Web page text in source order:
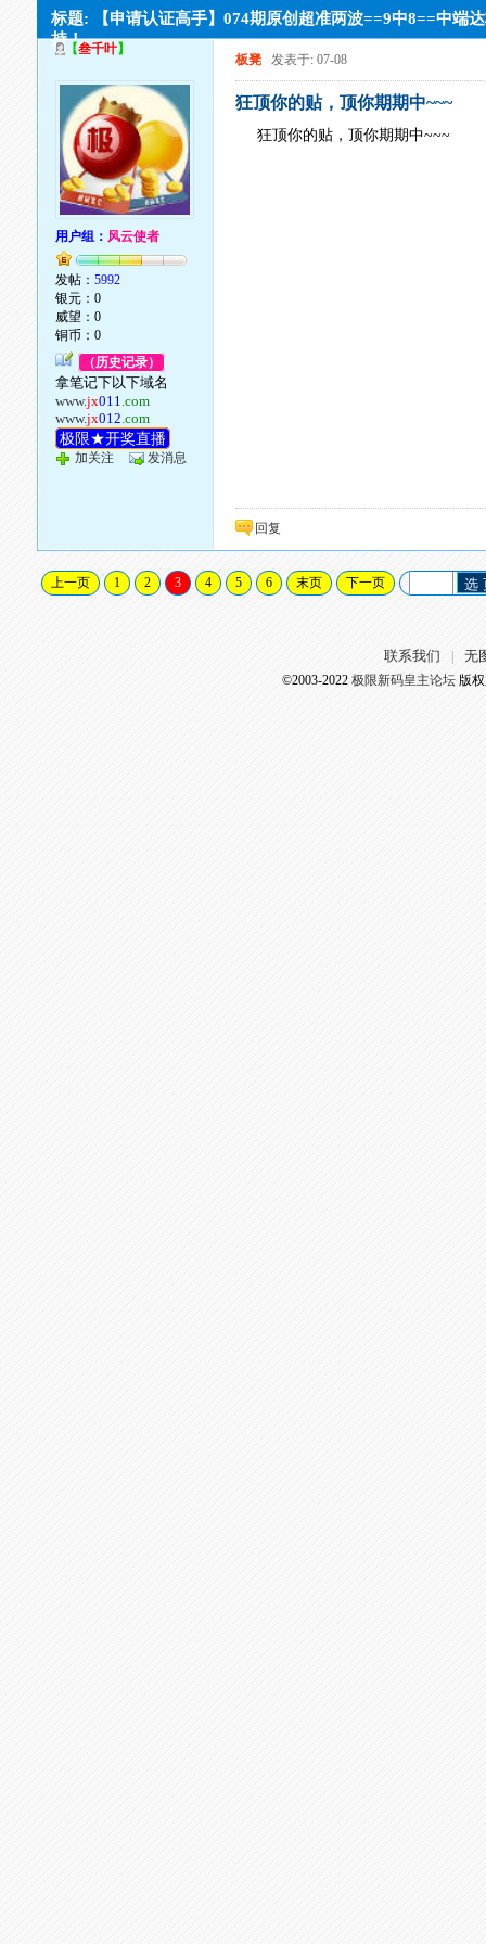
标题: 【申请认证高手】074期原创超准两波==9中8==中端
持！
【叁千叶】
用户组： 风云使者
发帖：5992
银元：0
威望：0
铜币：0
（历史记录）
拿笔记下以下域名
www.jx011.com
www.jx012.com
极限★开奖直播
加关注 发消息
板凳 发表于: 07-08
狂顶你的贴，顶你期期中~~~
狂顶你的贴，顶你期期中~~~
回复
上一页 1 2 3 4 5 6 末页 下一页 选
联系我们 无
©2003-2022 极限新码皇主论坛版权